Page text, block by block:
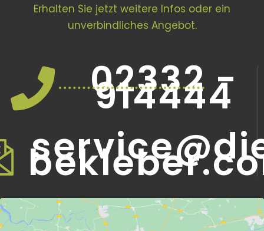
Erhalten Sie jetzt weitere Infos oder ein
unverbindliches Angebot.
02332 -
914444